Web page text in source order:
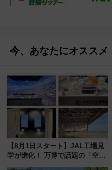
今、あなたにオススメ
【8月1日スタート】JAL工場見
学が進化！ 万博で話題の「空飛